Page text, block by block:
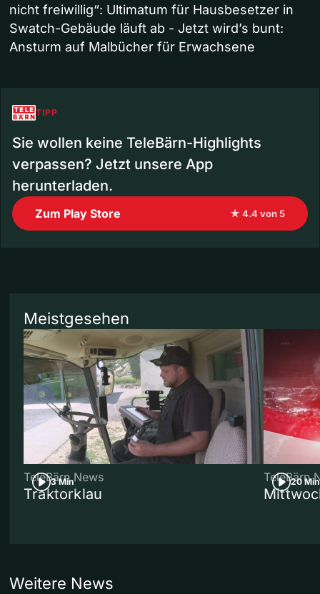
nicht freiwillig“: Ultimatum für Hausbesetzer in
Swatch-Gebäude läuft ab - Jetzt wird’s bunt:
Ansturm auf Malbücher für Erwachsene
TIPP
Sie wollen keine TeleBärn-Highlights
verpassen? Jetzt unsere App
herunterladen.
Zum Play Store ★ 4.4 von 5
Meistgesehen
3 Min
TeleBärn News
Traktorklau
20 Min
TeleBärn
Weitere News